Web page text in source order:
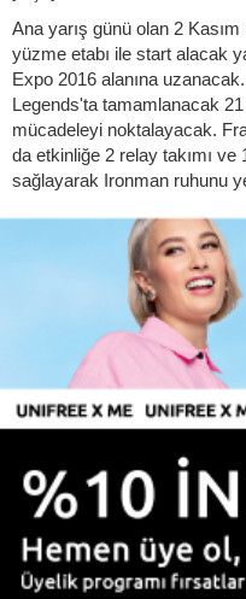
Ana yarış günü olan 2
yüzme etabı ile start alacak
Expo 2016 alanına
Legends'ta tamamlanacak
mücadeleyi noktalayacak.
da etkinliğe 2 relay takımı ve
sağlayarak Ironman ruhunu